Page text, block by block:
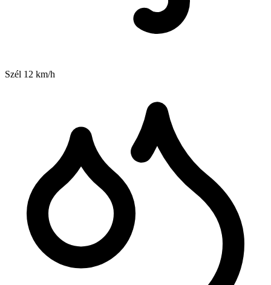
Szél 12 km/h